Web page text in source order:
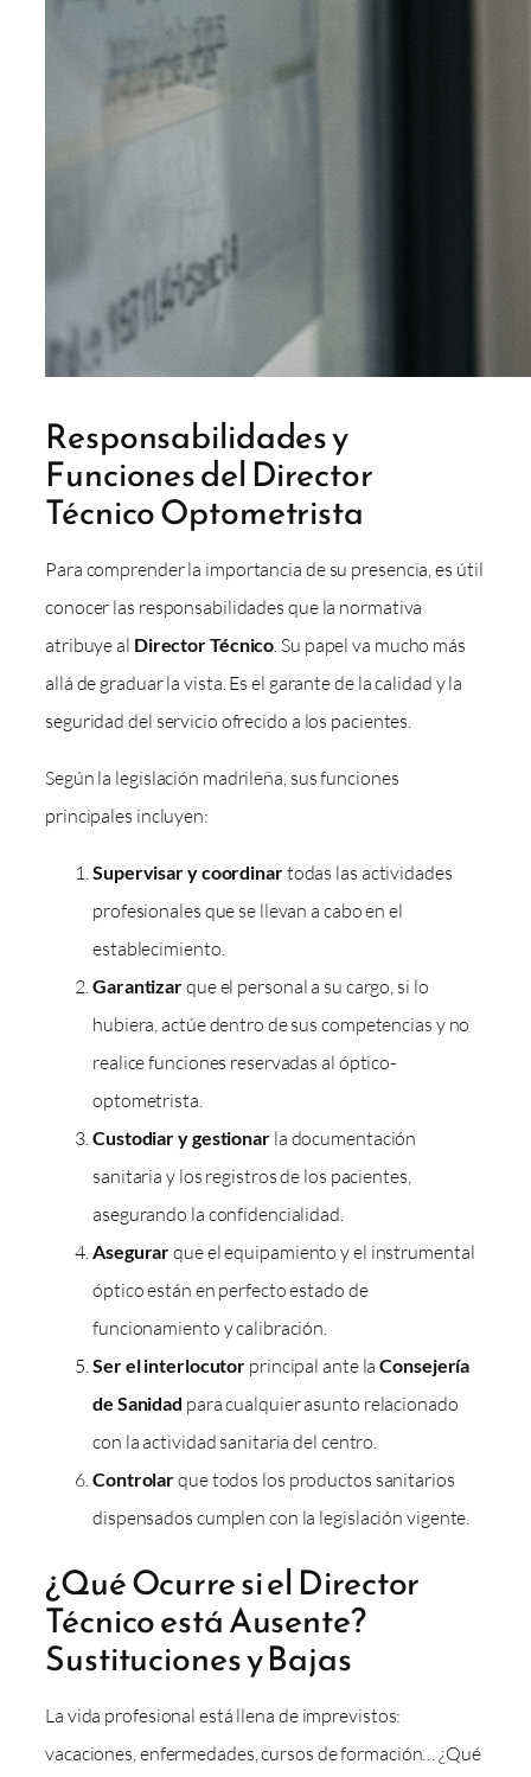
Responsabilidades y
Funciones del Director
Técnico Optometrista
Para comprender la importancia de su presencia, es útil
conocer las responsabilidades que la normativa
atribuye al Director Técnico . Su papel va mucho más
allá de graduar la vista. Es el garante de la calidad y la
seguridad del servicio ofrecido a los pacientes.
Según la legislación madrileña, sus funciones
principales incluyen:
Supervisar y coordinartodas las actividades
profesionales que se llevan a cabo en el
establecimiento.
Garantizarque el personal a su cargo, si lo
hubiera, actúe dentro de sus competencias y no
realice funciones reservadas al óptico-
optometrista.
Custodiar y gestionarla documentación
sanitaria y los registros de los pacientes,
asegurando la confidencialidad.
Asegurarque el equipamiento y el instrumental
óptico están en perfecto estado de
funcionamiento y calibración.
Ser el interlocutor principal ante laConsejería
de Sanidad para cualquier asunto relacionado
con la actividad sanitaria del centro.
Controlarque todos los productos sanitarios
dispensados cumplen con la legislación vigente.
¿Qué Ocurre si el Director
Técnico está Ausente?
Sustituciones y Bajas
La vida profesional está llena de imprevistos:
vacaciones, enfermedades, cursos de formación… ¿Qué